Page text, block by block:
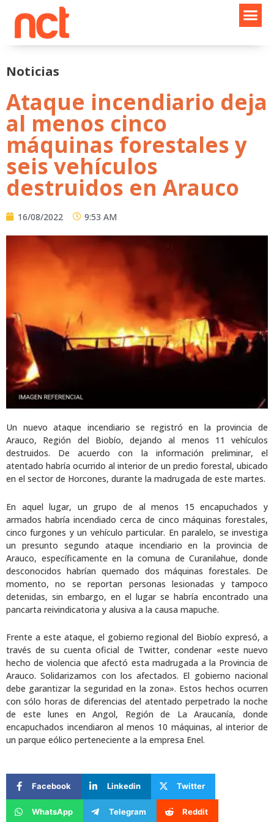
contenido
Noticias
Ataque incendiario deja
al menos cinco
máquinas forestales y
seis vehículos
destruidos en Arauco
16/08/2022 9:53 AM
Un nuevo ataque incendiario se registró en la provincia de
Arauco, Región del Biobío, dejando al menos 11 vehículos
destruidos. De acuerdo con la información preliminar, el
atentado habría ocurrido al interior de un predio forestal, ubicado
en el sector de Horcones, durante la madrugada de este martes.
En aquel lugar, un grupo de al menos 15 encapuchados y
armados habría incendiado cerca de cinco máquinas forestales,
cinco furgones y un vehículo particular. En paralelo, se investiga
un presunto segundo ataque incendiario en la provincia de
Arauco, específicamente en la comuna de Curanilahue, donde
desconocidos habrían quemado dos máquinas forestales. De
momento, no se reportan personas lesionadas y tampoco
detenidas, sin embargo, en el lugar se habría encontrado una
pancarta reivindicatoria y alusiva a la causa mapuche.
Frente a este ataque, el gobierno regional del Biobío expresó, a
través de su cuenta oficial de Twitter, condenar «este nuevo
hecho de violencia que afectó esta madrugada a la Provincia de
Arauco. Solidarizamos con los afectados. El gobierno nacional
debe garantizar la seguridad en la zona». Estos hechos ocurren
con sólo horas de diferencias del atentado perpetrado la noche
de este lunes en Angol, Región de La Araucanía, donde
encapuchados incendiaron al menos 10 máquinas, al interior de
un parque eólico perteneciente a la empresa Enel.
Facebook Linkedin Twitter
WhatsApp Telegram Reddit